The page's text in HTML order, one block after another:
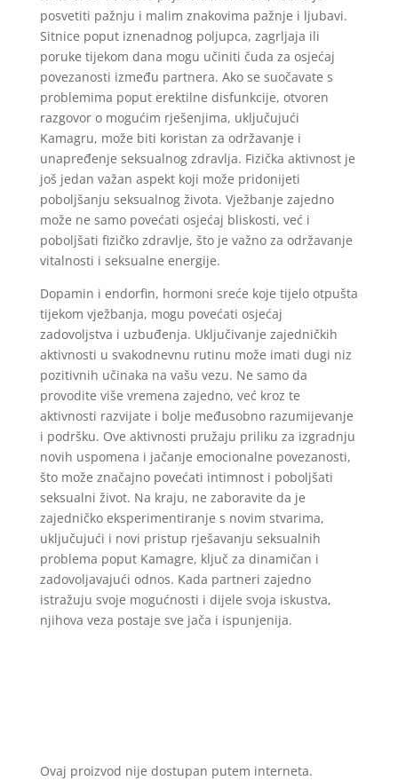
posvetiti pažnju i malim znakovima pažnje i ljubavi.
Sitnice poput iznenadnog poljupca, zagrljaja ili
poruke tijekom dana mogu učiniti čuda za osjećaj
povezanosti između partnera. Ako se suočavate s
problemima poput erektilne disfunkcije, otvoren
razgovor o mogućim rješenjima, uključujući
Kamagru, može biti koristan za održavanje i
unapređenje seksualnog zdravlja. Fizička aktivnost je
još jedan važan aspekt koji može pridonijeti
poboljšanju seksualnog života. Vježbanje zajedno
može ne samo povećati osjećaj bliskosti, već i
poboljšati fizičko zdravlje, što je važno za održavanje
vitalnosti i seksualne energije.
Dopamin i endorfin, hormoni sreće koje tijelo otpušta
tijekom vježbanja, mogu povećati osjećaj
zadovoljstva i uzbuđenja. Uključivanje zajedničkih
aktivnosti u svakodnevnu rutinu može imati dugi niz
pozitivnih učinaka na vašu vezu. Ne samo da
provodite više vremena zajedno, već kroz te
aktivnosti razvijate i bolje međusobno razumijevanje
i podršku. Ove aktivnosti pružaju priliku za izgradnju
novih uspomena i jačanje emocionalne povezanosti,
što može značajno povećati intimnost i poboljšati
seksualni život. Na kraju, ne zaboravite da je
zajedničko eksperimentiranje s novim stvarima,
uključujući i novi pristup rješavanju seksualnih
problema poput Kamagre, ključ za dinamičan i
zadovoljavajući odnos. Kada partneri zajedno
istražuju svoje mogućnosti i dijele svoja iskustva,
njihova veza postaje sve jača i ispunjenija.
Ovaj proizvod nije dostupan putem interneta.